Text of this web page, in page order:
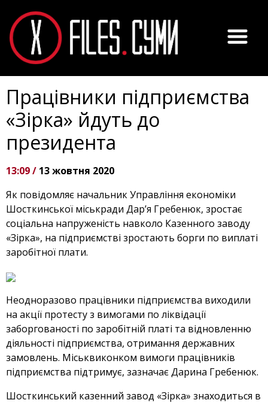
Працівники підприємства
«Зірка» йдуть до
президента
13:09 / 13 жовтня 2020
Як повідомляє начальник Управління економіки
Шосткинської міськради Дар’я Гребенюк, зростає
соціальна напруженість навколо Казенного заводу
«Зірка», на підприємстві зростають борги по виплаті
заробітної плати.
Неодноразово працівники підприємства виходили
на акції протесту з вимогами по ліквідації
заборгованості по заробітній платі та відновленню
діяльності підприємства, отримання державних
замовлень. Міськвиконком вимоги працівників
підприємства підтримує, зазначає Дарина Гребенюк.
Шосткинський казенний завод «Зірка» знаходиться в